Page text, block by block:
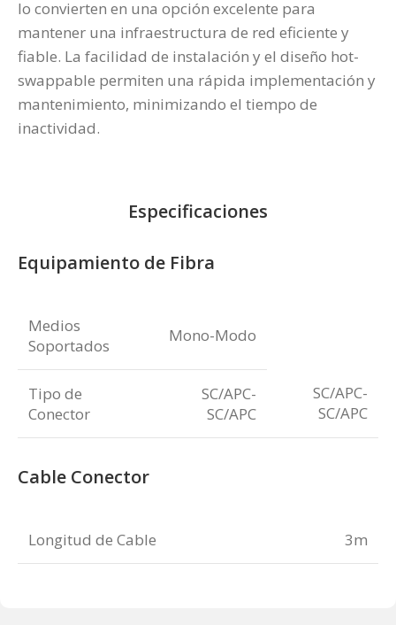
lo convierten en una opción excelente para
mantener una infraestructura de red eficiente y
fiable. La facilidad de instalación y el diseño hot-
swappable permiten una rápida implementación y
mantenimiento, minimizando el tiempo de
inactividad​.
Especificaciones
Equipamiento de Fibra
Medios
Soportados
Mono-Modo
Tipo de
Conector
SC/APC-
SC/APC
SC/APC-
SC/APC
Cable Conector
Longitud de Cable 3m